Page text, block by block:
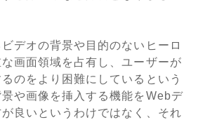
デオの背景や目的のないヒーロ
画面領域を占有し、ユーザーが
のをより困難にしているという
や画像を挿入する機能をWebデ
良いというわけではなく、それ